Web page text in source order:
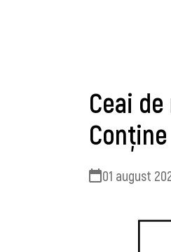
Ceai
01 august